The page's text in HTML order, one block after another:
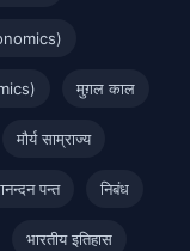
मुग़ल काल
मौर्य साम्राज्य
पन्त निबंध
भारतीय इतिहास